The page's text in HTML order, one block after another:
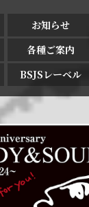
お知らせ
各種ご案内
BSJSレーベル